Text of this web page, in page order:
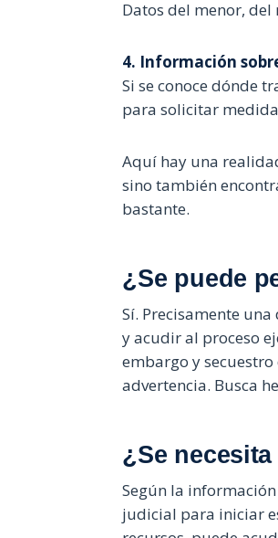
Datos del menor,
4. Información
Si se conoce dónde
para solicitar
Aquí hay una
sino también
bastante.
¿Se puede
Sí. Precisamente
y acudir al proceso
embargo y
advertencia. Busca
¿Se
Según la
judicial para iniciar